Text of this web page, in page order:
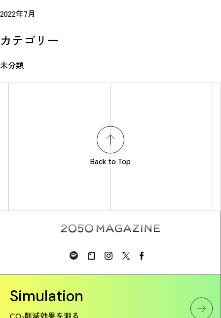
CO₂削減効果を測る
2022年7月
カテゴリー
未分類
Back to Top
Simulation
CO₂削減効果を測る